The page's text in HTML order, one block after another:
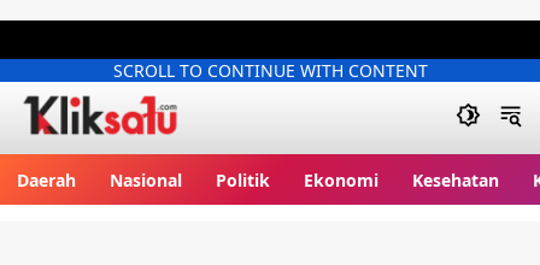
SCROLL TO CONTINUE WITH CONTENT
Daerah Nasional Politik Ekonomi Kesehatan